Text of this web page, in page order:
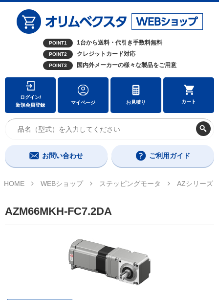
POINT1 1台から送料・代引き手数料無料
POINT2 クレジットカード対応
POINT3 国内外メーカーの様々な製品をご用意
ログイン/
新規会員登録
マイページ お見積り カート
お問い合わせ ご利用ガイド
HOME WEBショップ ステッピングモータ AZシリーズ
AZM66MKH-FC7.2DA